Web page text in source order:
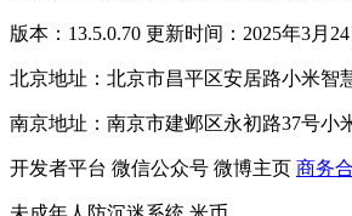
版本：13.5.0.70 更新时间：2025年3月24
北京地址：北京市昌平区安居路小米智
南京地址：南京市建邺区永初路37号小
开发者平台 微信公众号 微博主页 商务